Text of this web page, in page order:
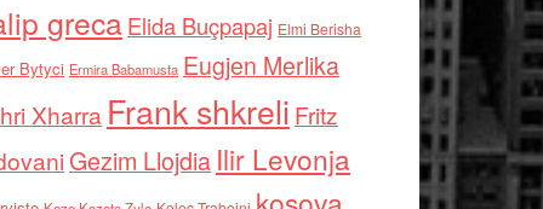
grecaElida Buçpapaj Elmi Berisha
Bytyci Ermira Babamusta Eugjen Merlika
Xharra Frank shkreli Fritz
Gezim Llojdia Ilir Levonja